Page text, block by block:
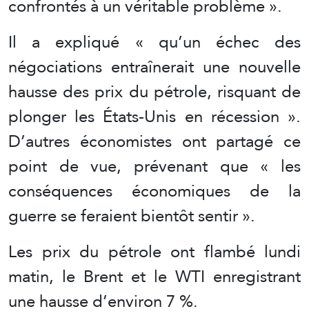
Il a expliqué « qu’un échec des
négociations entraînerait une nouvelle
hausse des prix du pétrole, risquant de
plonger les États-Unis en récession ».
D’autres économistes ont partagé ce
point de vue, prévenant que « les
conséquences économiques de la
guerre se feraient bientôt sentir ».
Les prix du pétrole ont flambé lundi
matin, le Brent et le WTI enregistrant
une hausse d’environ 7 %.